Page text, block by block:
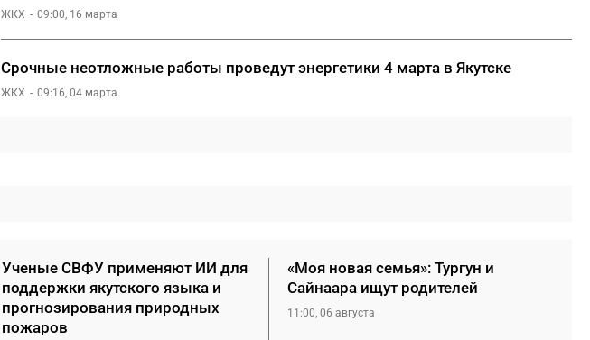
ЖКХ 09:00, 16 марта
Срочные неотложные работы проведут энергетики 4 марта в Якутске
ЖКХ 09:16, 04 марта
Ученые СВФУ применяют ИИ для
поддержки якутского языка и
прогнозирования природных
пожаров
«Моя новая семья»: Тургун и
Сайнаара ищут родителей
11:00, 06 августа